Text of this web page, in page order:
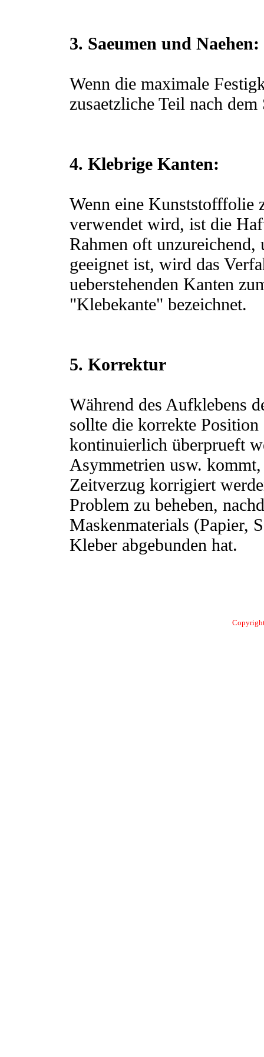
3. Saeumen und Naehen:
Wenn die maximale
zusaetzliche Teil nach
4. Klebrige Kanten:
Wenn eine Kunststofffolie
verwendet wird, ist die
Rahmen oft
geeignet ist, wird das
ueberstehenden Kanten
"Klebekante" bezeichnet.
5. Korrektur
Während des Aufklebens
sollte die korrekte Position
kontinuierlich überprueft
Asymmetrien usw.
Zeitverzug korrigiert
Problem zu beheben,
Maskenmaterials (Papier,
Kleber abgebunden hat.